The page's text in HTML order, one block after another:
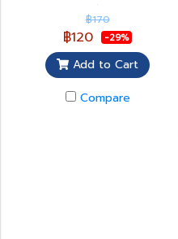
น Yuwell รุ่น YE-990
฿170
฿120 -29%
Add to Cart
Compare